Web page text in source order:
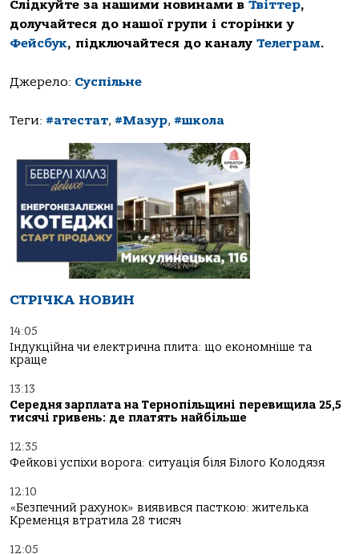
Слідкуйте за нашими новинами в Твіттер,
долучайтеся до нашої групи і сторінки у
Фейсбук, підключайтеся до каналу Телеграм.
Джерело: Суспільне
Теги: #атестат, #Мазур, #школа
СТРІЧКА НОВИН
14:05
Індукційна чи електрична плита: що економніше та
краще
13:13
Середня зарплата на Тернопільщині перевищила 25,5
тисячі гривень: де платять найбільше
12:35
Фейкові успіхи ворога: ситуація біля Білого Колодязя
12:10
«Безпечний рахунок» виявився пасткою: жителька
Кременця втратила 28 тисяч
12:05